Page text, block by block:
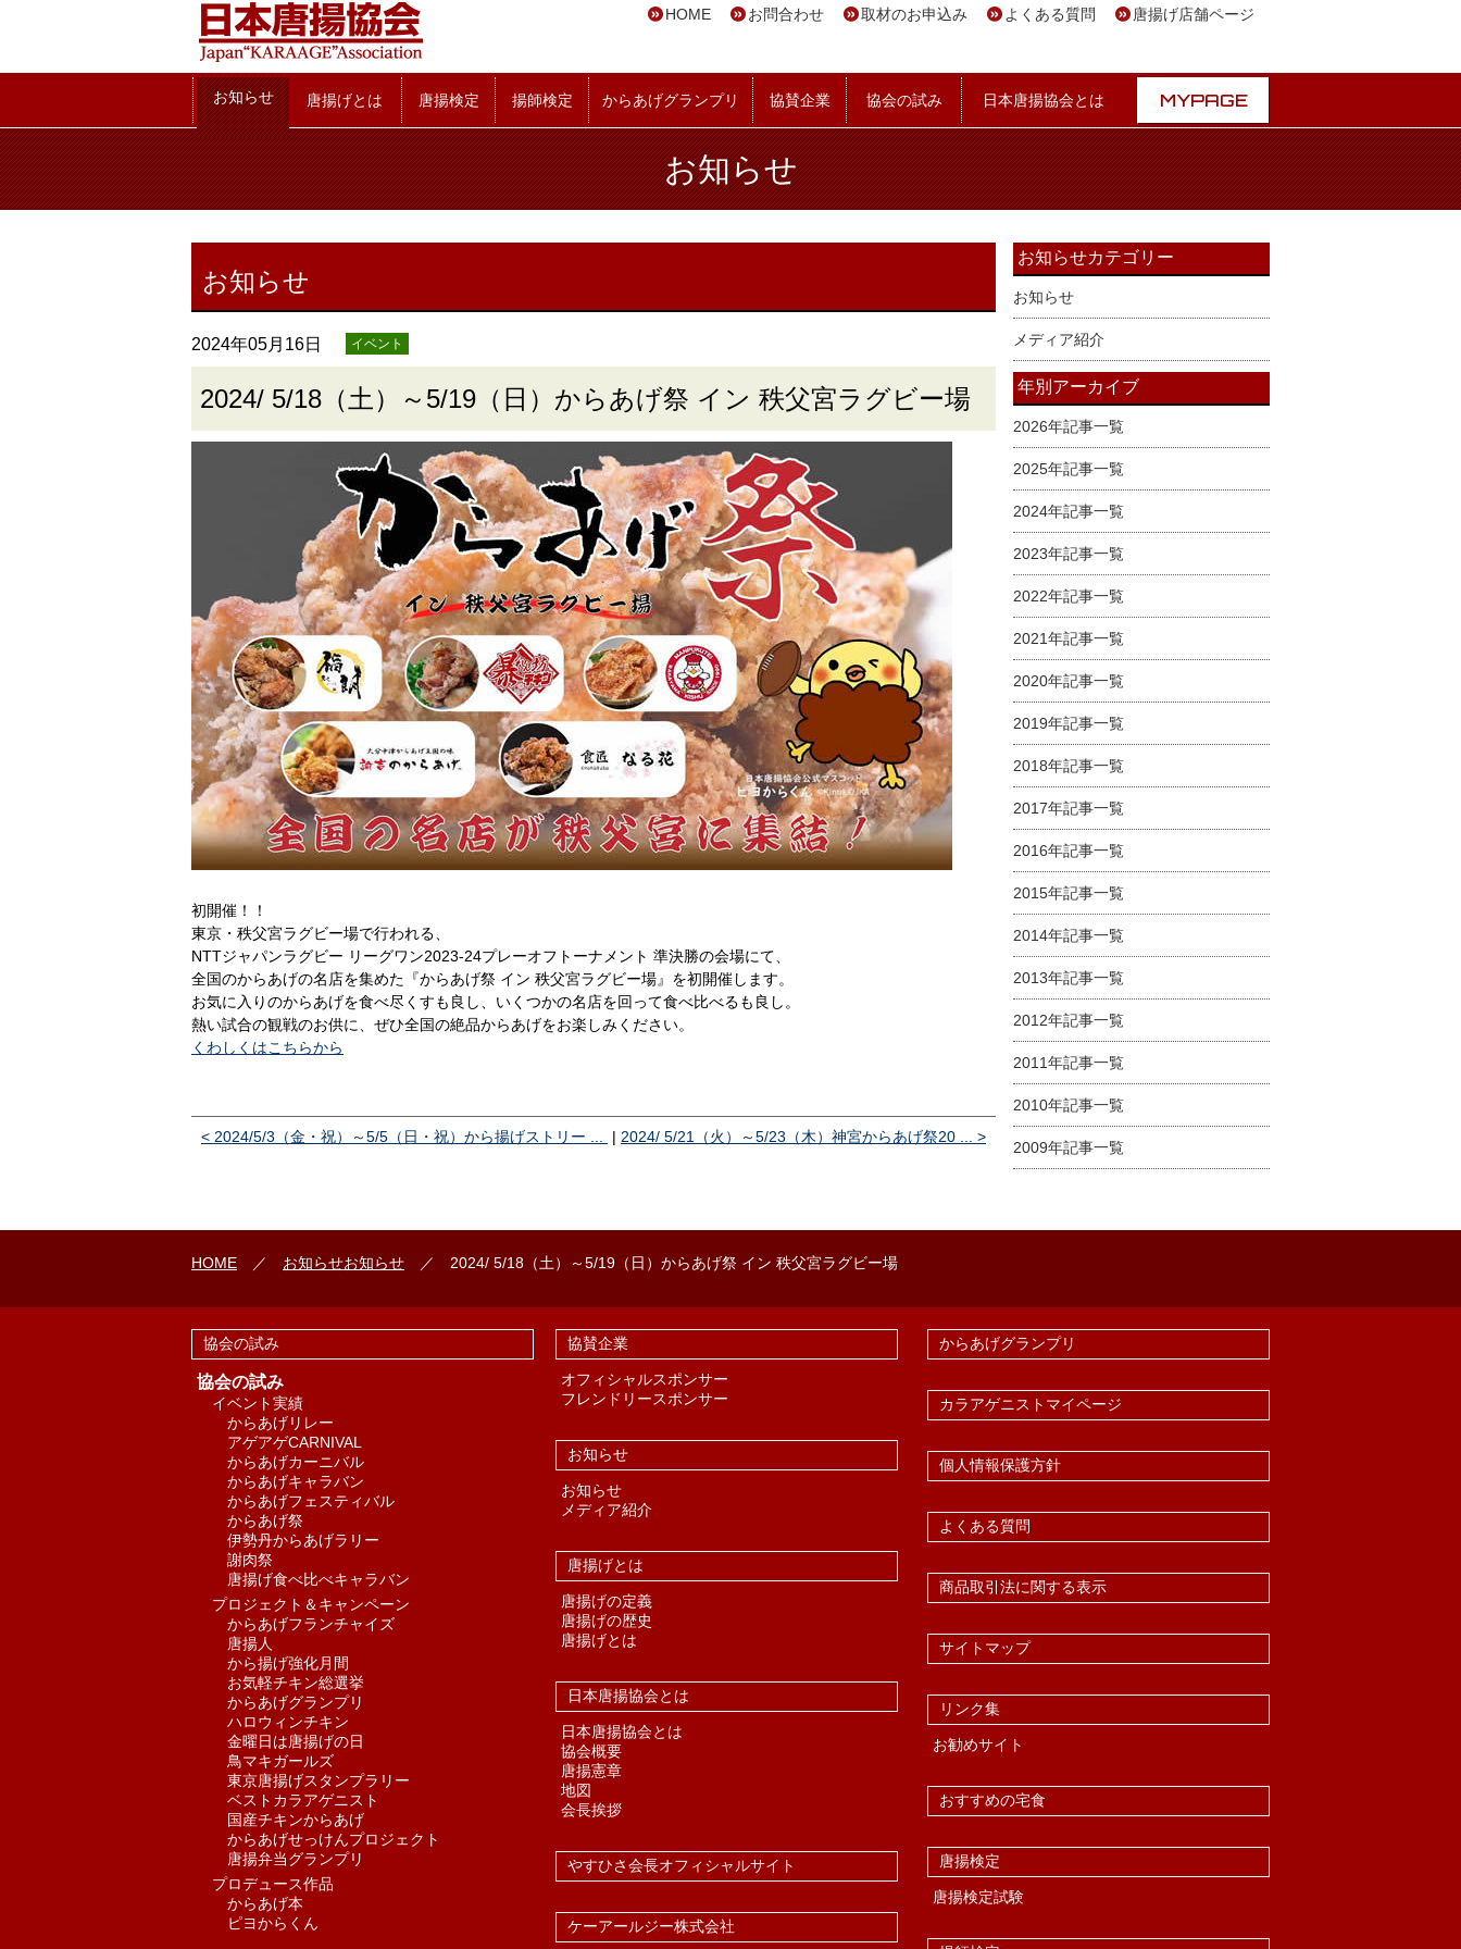
HOME お問合わせ 取材のお申込み よくある質問 唐揚げ店舗ページ
お知らせ 唐揚げとは 唐揚検定 揚師検定 からあげグランプリ 協賛企業 協会の試み 日本唐揚協会とは MYPAGE
お知らせ
お知らせ
お知らせ
2024年05月16日 イベント
2024/ 5/18（土）～5/19（日）からあげ祭 イン 秩父宮ラグビー場
初開催！！
東京・秩父宮ラグビー場で行われる、
NTTジャパンラグビー リーグワン2023-24プレーオフトーナメント 準決勝の会場にて、
全国のからあげの名店を集めた『からあげ祭 イン 秩父宮ラグビー場』を初開催します。
お気に入りのからあげを食べ尽くすも良し、いくつかの名店を回って食べ比べるも良し。
熱い試合の観戦のお供に、ぜひ全国の絶品からあげをお楽しみください。
くわしくはこちらから
< 2024/5/3（金・祝）～5/5（日・祝）から揚げストリー ... | 2024/ 5/21（火）～5/23（木）神宮からあげ祭20 ... >
お知らせカテゴリー
お知らせ
メディア紹介
年別アーカイブ
2026年記事一覧
2025年記事一覧
2024年記事一覧
2023年記事一覧
2022年記事一覧
2021年記事一覧
2020年記事一覧
2019年記事一覧
2018年記事一覧
2017年記事一覧
2016年記事一覧
2015年記事一覧
2014年記事一覧
2013年記事一覧
2012年記事一覧
2011年記事一覧
2010年記事一覧
2009年記事一覧
HOME ／ お知らせお知らせ ／ 2024/ 5/18（土）～5/19（日）からあげ祭 イン 秩父宮ラグビー場
協会の試み
協会の試み
イベント実績
からあげリレー
アゲアゲCARNIVAL
からあげカーニバル
からあげキャラバン
からあげフェスティバル
からあげ祭
伊勢丹からあげラリー
謝肉祭
唐揚げ食べ比べキャラバン
プロジェクト＆キャンペーン
からあげフランチャイズ
唐揚人
から揚げ強化月間
お気軽チキン総選挙
からあげグランプリ
ハロウィンチキン
金曜日は唐揚げの日
鳥マキガールズ
東京唐揚げスタンプラリー
ベストカラアゲニスト
国産チキンからあげ
からあげせっけんプロジェクト
唐揚弁当グランプリ
プロデュース作品
からあげ本
ピヨからくん
協賛企業
オフィシャルスポンサー
フレンドリースポンサー
お知らせ
お知らせ
メディア紹介
唐揚げとは
唐揚げの定義
唐揚げの歴史
唐揚げとは
日本唐揚協会とは
日本唐揚協会とは
協会概要
唐揚憲章
地図
会長挨拶
やすひさ会長オフィシャルサイト
ケーアールジー株式会社
からあげグランプリ
カラアゲニストマイページ
個人情報保護方針
よくある質問
商品取引法に関する表示
サイトマップ
リンク集
お勧めサイト
おすすめの宅食
唐揚検定
唐揚検定試験